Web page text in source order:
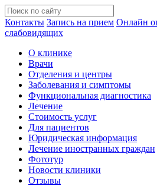
Контакты Запись на прием Онлайн
слабовидящих
О клинике
Врачи
Отделения и центры
Заболевания и симптомы
Функциональная диагностика
Лечение
Стоимость услуг
Для пациентов
Юридическая информация
Лечение иностранных граждан
Фототур
Новости клиники
Отзывы